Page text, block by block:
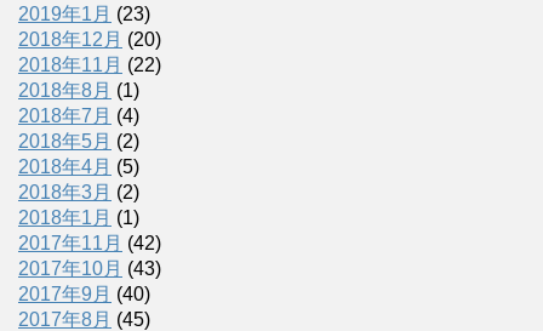
2019年1月 (23)
2018年12月 (20)
2018年11月 (22)
2018年8月 (1)
2018年7月 (4)
2018年5月 (2)
2018年4月 (5)
2018年3月 (2)
2018年1月 (1)
2017年11月 (42)
2017年10月 (43)
2017年9月 (40)
2017年8月 (45)